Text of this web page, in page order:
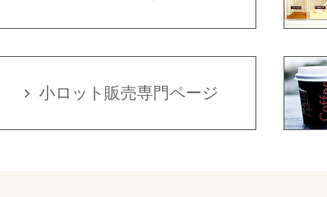
小ロット販売専門ページ